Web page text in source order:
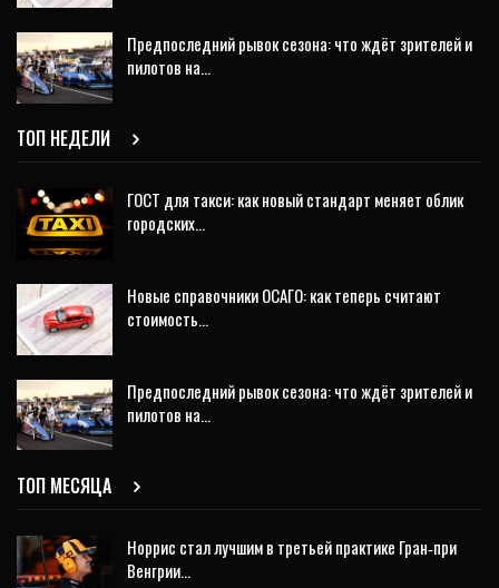
Предпоследний рывок сезона: что ждёт зрителей и
пилотов на…
ТОП НЕДЕЛИ
ГОСТ для такси: как новый стандарт меняет облик
городских…
Новые справочники ОСАГО: как теперь считают
стоимость…
Предпоследний рывок сезона: что ждёт зрителей и
пилотов на…
ТОП МЕСЯЦА
Норрис стал лучшим в третьей практике Гран‑при
Венгрии…